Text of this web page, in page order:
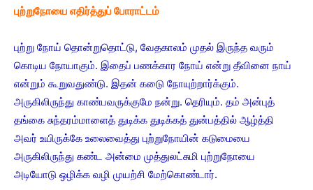
புற்றுநோயை எதிர்த்துப் போராட்டம்
புற்று நோய் தொன்றுதொட்டு, வேதகாலம் முதல் இருந்த வரும்
கொடிய நோயாகும். இதைப் பணக்கார நோய் என்று தீவினை நாய்
என்றும் கூறுவதுண்டு. இதன் கடுை நோயுற்றார்க்கும்.
அருகிலிருந்து காண்பவருக்குமே நன்று. தெரியும். தம் அன்புத்
தங்கை சுந்தரம்மாளைத் துடிக்க துடிக்கத் துன்பத்தில் ஆழ்த்தி
அவர் உயிருக்கே உலைவைத்து புற்றுநோயின் கடுமையை
அருகிலிருந்து கண்ட அன்மை முத்துலட்சுமி புற்றுநோயை
அடியோடு ஒழிக்க வழி முயற்சி மேற்கொண்டார்.